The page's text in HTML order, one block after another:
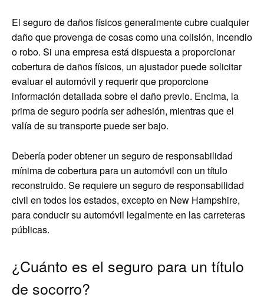
El seguro de daños físicos generalmente cubre cualquier
daño que provenga de cosas como una colisión, incendio
o robo. Si una empresa está dispuesta a proporcionar
cobertura de daños físicos, un ajustador puede solicitar
evaluar el automóvil y requerir que proporcione
información detallada sobre el daño previo. Encima, la
prima de seguro podría ser adhesión, mientras que el
valía de su transporte puede ser bajo.
Debería poder obtener un seguro de responsabilidad
mínima de cobertura para un automóvil con un título
reconstruido. Se requiere un seguro de responsabilidad
civil en todos los estados, excepto en New Hampshire,
para conducir su automóvil legalmente en las carreteras
públicas.
¿Cuánto es el seguro para un título
de socorro?